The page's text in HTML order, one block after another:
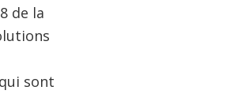
de la
sont